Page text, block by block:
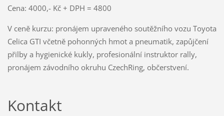
Cena: 4000,- Kč + DPH = 4800
V ceně kurzu: pronájem upraveného soutěžního vozu Toyota
Celica GTI včetně pohonných hmot a pneumatik, zapůjčení
přilby a hygienické kukly, profesionální instruktor rally,
pronájem závodního okruhu CzechRing, občerstvení.
Kontakt